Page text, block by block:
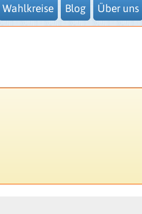
Wahlkreise Blog Über uns